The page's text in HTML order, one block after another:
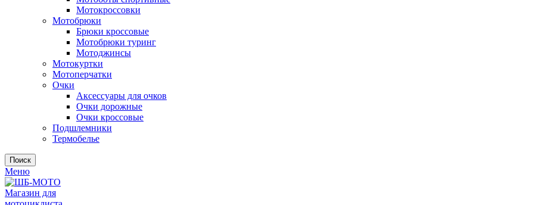
Мотокроссовки
Мотобрюки
Брюки кроссовые
Мотобрюки туринг
Мотоджинсы
Мотокуртки
Мотоперчатки
Очки
Аксессуары для очков
Очки дорожные
Очки кроссовые
Подшлемники
Термобелье
Поиск
Меню